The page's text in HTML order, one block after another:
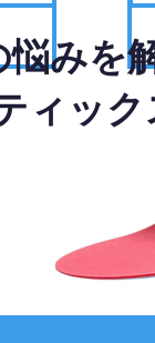
悩みを
ィッ